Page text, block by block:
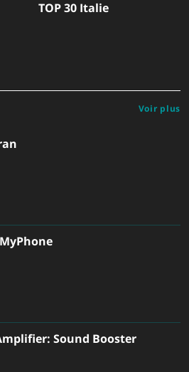
TOP 30 Italie
Voir plus
Sound Booster